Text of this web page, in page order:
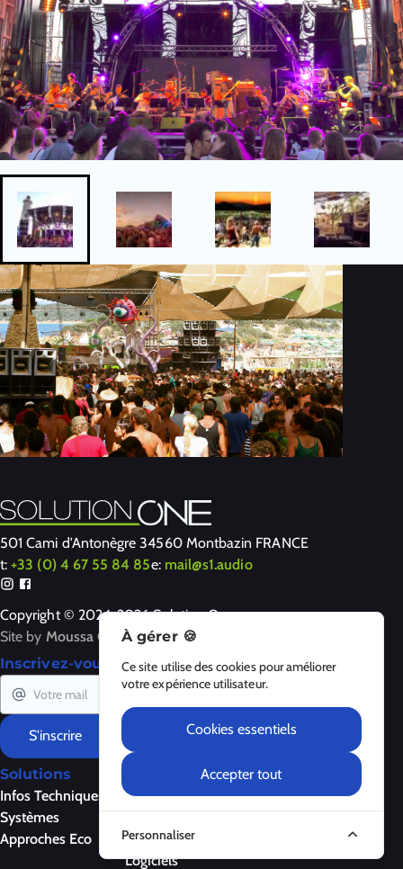
501 Cami d'Antonègre 34560 Montbazin FRANCE
t:+33 (0) 4 67 55 84 85e: mail@s1.audio
Copyright © 2024-2026 Solution One
Site by Moussa Clarke
Inscrivez-vous à notre newsletter
S'inscrire
Solutions
Infos Techniques
Systèmes
Approches Eco
Enceintes
Amplificateurs
Contrôleurs
Logiciels
A Propos
À propos
Contactez-nous
À gérer 🍪
Ce site utilise des cookies pour améliorer
votre expérience utilisateur.
Cookies essentiels
Accepter tout
Personnaliser